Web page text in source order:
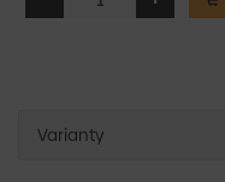
Varianty